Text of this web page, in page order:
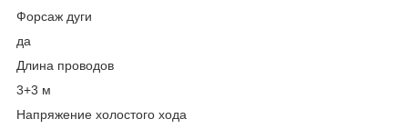
Форсаж дуги
да
Длина проводов
3+3 м
Напряжение холостого хода